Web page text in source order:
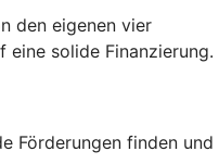
den eigenen vier
eine solide Finanzierung.
Förderungen finden und